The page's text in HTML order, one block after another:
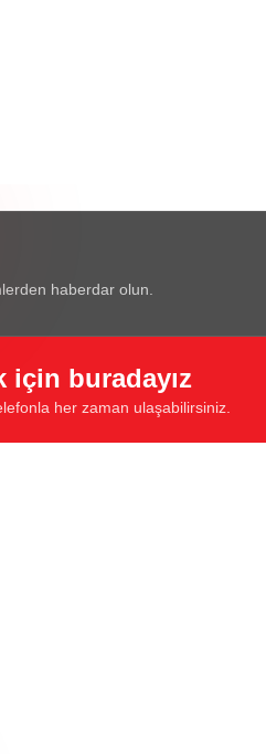
haberdar olun.
için buradayız
her zaman ulaşabilirsiniz.